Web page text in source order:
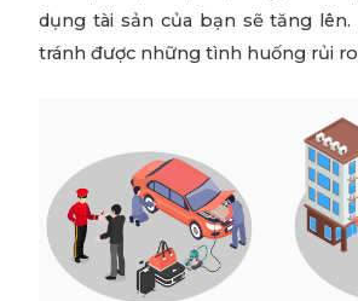
dụng tài sản của bạn sẽ tăng lên.
tránh được những tình huống rủi